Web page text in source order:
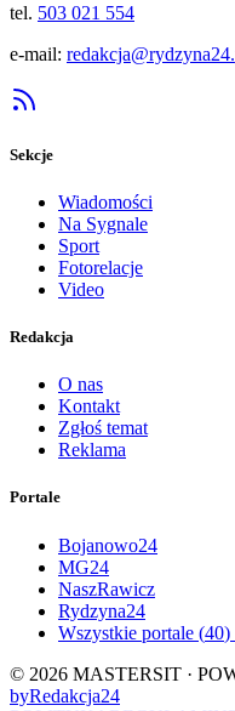
tel. 503 021 554
e-mail:
Sekcje
Wiadomości
Na Sygnale
Sport
Fotorelacje
Video
Redakcja
O nas
Kontakt
Zgłoś temat
Reklama
Portale
Bojanowo24
MG24
NaszRawicz
Rydzyna24
Wszystkie portale (40)
© 2026 MASTERSIT ·
byRedakcja24